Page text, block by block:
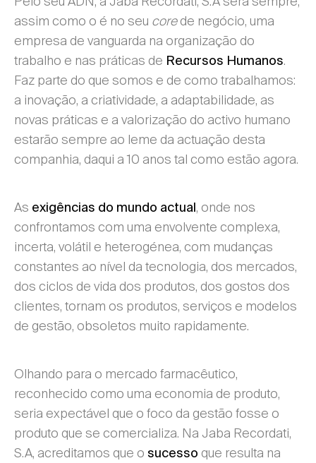
assim como o é no seu corede negócio, uma
empresa de vanguarda na organização do
trabalho e nas práticas de Recursos Humanos.
Faz parte do que somos e de como trabalhamos:
a inovação, a criatividade, a adaptabilidade, as
novas práticas e a valorização do activo humano
estarão sempre ao leme da actuação desta
companhia, daqui a 10 anos tal como estão agora.
As exigências do mundo actual, onde nos
confrontamos com uma envolvente complexa,
incerta, volátil e heterogénea, com mudanças
constantes ao nível da tecnologia, dos mercados,
dos ciclos de vida dos produtos, dos gostos dos
clientes, tornam os produtos, serviços e modelos
de gestão, obsoletos muito rapidamente.
Olhando para o mercado farmacêutico,
reconhecido como uma economia de produto,
seria expectável que o foco da gestão fosse o
produto que se comercializa. Na Jaba Recordati,
S.A, acreditamos que o sucesso que resulta na